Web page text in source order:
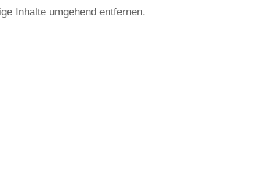
Inhalte umgehend entfernen.